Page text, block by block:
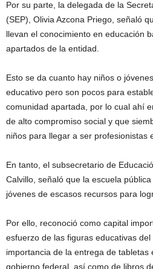
Por su parte, la delegada de la
(SEP), Olivia Azcona Priego, señaló
llevan el conocimiento en educación
apartados de la entidad.
Esto se da cuanto hay niños o
educativo pero son pocos para
comunidad apartada, por lo cual ahí
de alto compromiso social y que
niños para llegar a ser profesionistas
En tanto, el subsecretario de
Calvillo, señaló que la escuela
jóvenes de escasos recursos para
Por ello, reconoció como capital
esfuerzo de las figuras educativas
importancia de la entrega de tabletas
gobierno federal, así como de libros